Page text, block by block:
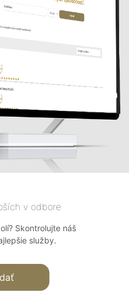
v odbore
Skontrolujte náš
služby.